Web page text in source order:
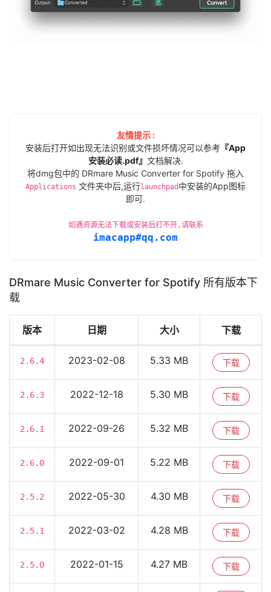
友情提示 :
安装后打开如出现无法识别或文件损坏情况可以参考 『App
安装必读.pdf』 文档解决.
将dmg包中的 DRmare Music Converter for Spotify 拖入
Applications 文件夹中后,运行launchpad 中安装的App图标
即可.
如遇资源无法下载或安装后打不开,请联系
imacapp#qq.com
DRmare Music Converter for Spotify 所有版本下
载
版本 日期 大小 下载
2.6.4 2023-02-08 5.33 MB 下载
2.6.3 2022-12-18 5.30 MB 下载
2.6.1 2022-09-26 5.32 MB 下载
2.6.0 2022-09-01 5.22 MB 下载
2.5.2 2022-05-30 4.30 MB 下载
2.5.1 2022-03-02 4.28 MB 下载
2.5.0 2022-01-15 4.27 MB 下载